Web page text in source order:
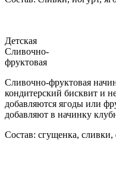
Детская
Сливочно-
фруктовая
Сливочно-фруктовая
кондитерский бисквит и
добавляются ягоды или
добавляют в начинку
Состав: сгущенка,